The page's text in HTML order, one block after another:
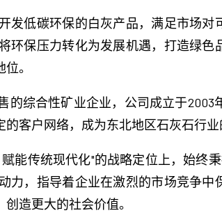
低碳环保的白灰产品，满足市场对
环保压力转化为发展机遇，打造绿色
。
综合性矿业企业，公司成立于2003
客户网络，成为东北地区石灰石行业
能传统现代化"的战略定位上，始终
力，指导着企业在激烈的市场竞争
造更大的社会价值。